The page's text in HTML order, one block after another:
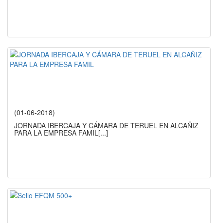
(01-06-2018)
JORNADA IBERCAJA Y CÁMARA DE TERUEL EN ALCAÑIZ
PARA LA EMPRESA FAMIL[...]